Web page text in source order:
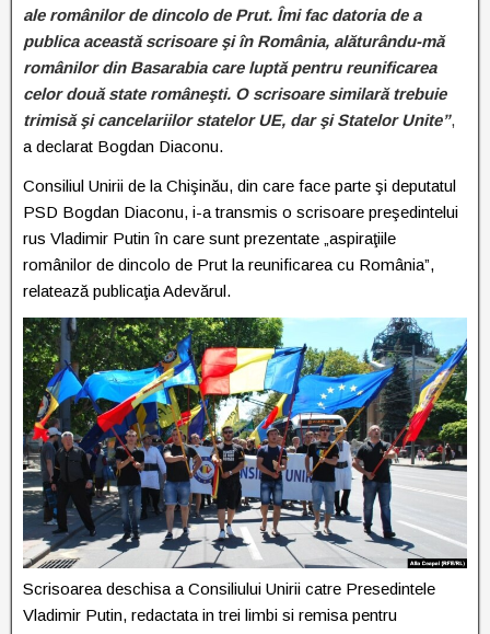
ale românilor de dincolo de Prut. Îmi fac datoria de a
publica această scrisoare şi în România, alăturându-mă
românilor din Basarabia care luptă pentru reunificarea
celor două state româneşti. O scrisoare similară trebuie
trimisă şi cancelariilor statelor UE, dar şi Statelor Unite”,
a declarat Bogdan Diaconu.
Consiliul Unirii de la Chişinău, din care face parte şi deputatul
PSD Bogdan Diaconu, i-a transmis o scrisoare preşedintelui
rus Vladimir Putin în care sunt prezentate „aspiraţiile
românilor de dincolo de Prut la reunificarea cu România”,
relatează publicaţia Adevărul.
Scrisoarea deschisa a Consiliului Unirii catre Presedintele
Vladimir Putin, redactata in trei limbi si remisa pentru